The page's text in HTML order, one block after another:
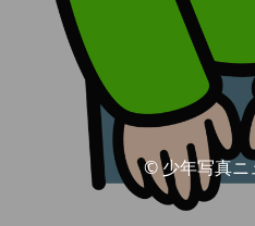
© 少年写真ニ